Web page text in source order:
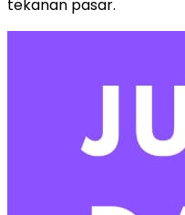
tekanan pasar.